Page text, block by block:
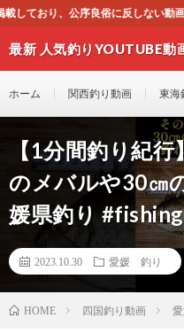
画を掲載する様に心掛けてお
最新 人気釣りYOUTUBE動
ホーム 関西釣り動画 東海
【1分間釣り紀
のメバルや30㎝
媛県釣り
2023.10.30 愛媛 釣り
HOME 四国釣り動画